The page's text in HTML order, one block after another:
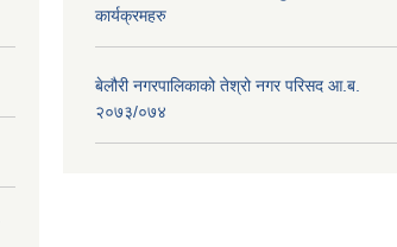
कार्यक्रमहरु
बेलौरी नगरपालिकाको तेश्रो नगर परिसद आ.ब.
२०७३/०७४